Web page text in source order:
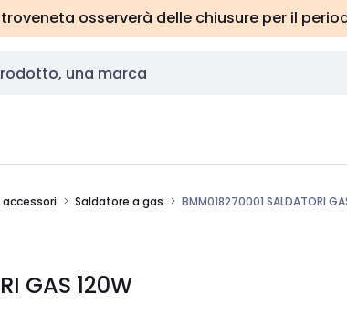
osserverà delle chiusure per il
Saldatore a gas BMM018270001 SALDATORI
GAS 120W